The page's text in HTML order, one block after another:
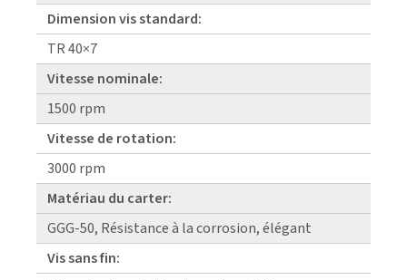
Dimension vis standard:
TR 40×7
Vitesse nominale:
1500 rpm
Vitesse de rotation:
3000 rpm
Matériau du carter:
GGG-50, Résistance à la corrosion, élégant
Vis sans fin: